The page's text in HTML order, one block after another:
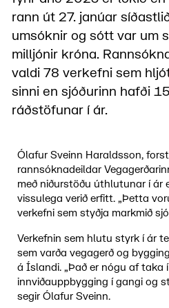
rann út 27. janúar
umsóknir og sótt var um
milljónir króna.
valdi 78 verkefni sem
sinni en sjóðurinn hafði
ráðstöfunar í ár.
Ólafur Sveinn Haraldsson,
rannsóknadeildar
með niðurstöðu úthlutunar í ár
vissulega verið erfitt. „Þetta
verkefni sem styðja markmið
Verkefnin sem hlutu styrk í ár
sem varða vegagerð og
á Íslandi. „Það er nógu af taka
innviðauppbygging í gangi og
segir Ólafur Sveinn.